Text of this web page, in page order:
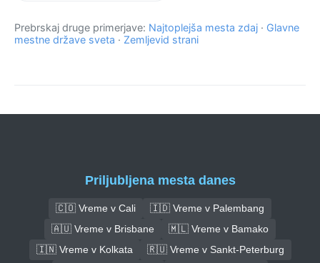
Prebrskaj druge primerjave: Najtoplejša mesta zdaj · Glavne
mestne države sveta · Zemljevid strani
Priljubljena mesta danes
🇨🇴 Vreme v Cali
🇮🇩 Vreme v Palembang
🇦🇺 Vreme v Brisbane
🇲🇱 Vreme v Bamako
🇮🇳 Vreme v Kolkata
🇷🇺 Vreme v Sankt-Peterburg